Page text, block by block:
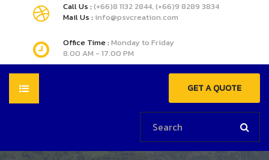
Call Us :(+66)8 1132 2844, (+66)9 8289 3834
Mail Us : info@psvcreation.com
Office Time :Monday to Friday
8.00 AM - 17.00 PM
GET A QUOTE